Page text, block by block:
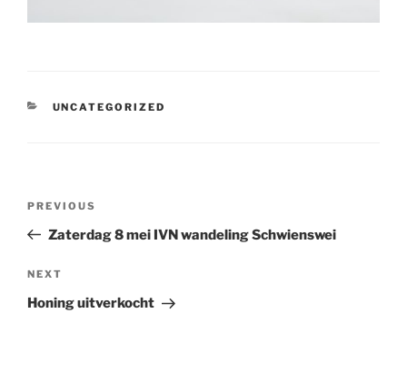
CATEGORIES
UNCATEGORIZED
Previous
Post
PREVIOUS
Zaterdag 8 mei IVN wandeling Schwienswei
Next
Post
NEXT
Honing uitverkocht